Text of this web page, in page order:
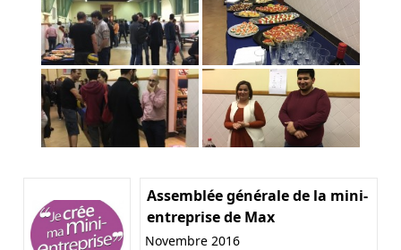
Assemblée générale de la mini-
entreprise de Max
Novembre 2016